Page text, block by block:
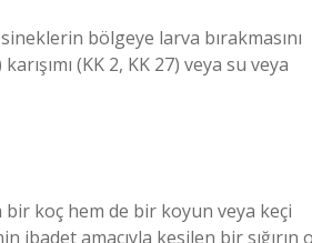
bölgeye larva bırakmasını
(KK 2, KK 27) veya su veya
bir koç hem de bir koyun veya keçi
ibadet amacıyla kesilen bir sığırın